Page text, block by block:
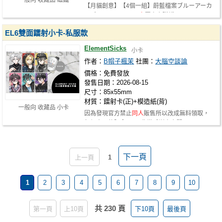
【月貓創意】【4個一組】蔚藍檔案ブルーアーカ
一般向 收藏品 小卡
EL6雙面鐳射小卡-私服款
ElementSicks 小卡
作者： B帽子楓茉 社團：大腦空談論
價格：免費發放
發售日期：2026-08-15
尺寸：85x55mm
材質：鐳射卡(正)+模造紙(背)
因為發現官方禁止 同人販售所以改成無料領取，
上一頁 1 下一頁
1 2 3 4 5 6 7 8 9 10
第一頁 上10頁 共 230 頁 下10頁 最後頁